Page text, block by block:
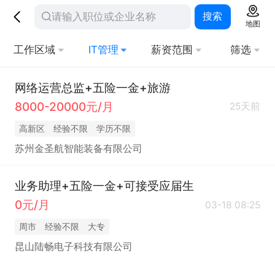
搜索
地图
工作区域 IT管理 薪资范围 筛选
网络运营总监+五险一金+旅游
8000-20000元/月
25天前
高新区 经验不限 学历不限
苏州金圣航智能装备有限公司
业务助理+五险一金+可接受应届生
0元/月
03-18 08:25
周市 经验不限 大专
昆山陆畅电子科技有限公司